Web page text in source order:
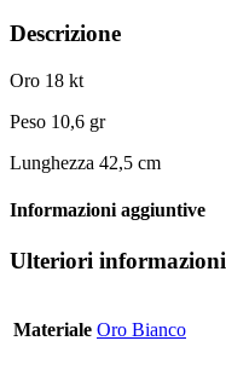
Descrizione
Oro 18 kt
Peso 10,6 gr
Lunghezza 42,5 cm
Informazioni aggiuntive
Ulteriori informazioni
Materiale Oro Bianco